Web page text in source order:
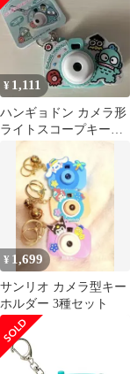
¥ 1,111
ハンギョドン カメラ形
ライトスコープキーホ
¥ 1,699
サンリオ カメラ型キー
ホルダー 3種セット